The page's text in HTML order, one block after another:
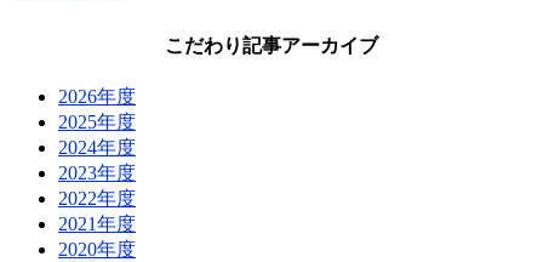
こだわり記事アーカイブ
2026年度
2025年度
2024年度
2023年度
2022年度
2021年度
2020年度